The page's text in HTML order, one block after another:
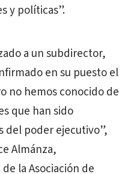
y políticas”.
a un subdirector,
en su puesto el
no hemos conocido de
que han sido
del poder ejecutivo”,
Almánza,
la Asociación de